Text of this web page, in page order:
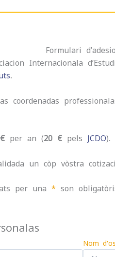
Formulari
Internacionala
coordenadas
per an (20 € pels JCDO).
un còp vòstra
per una * son
Nom